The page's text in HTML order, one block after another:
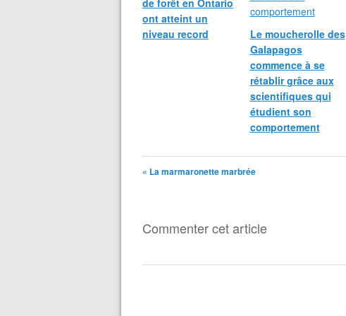
de forêt en Ontario
ont atteint un
niveau record
Le moucherolle des
Galapagos
commence à se
rétablir grâce aux
scientifiques qui
étudient son
comportement
« La marmaronette marbrée
Commenter cet article